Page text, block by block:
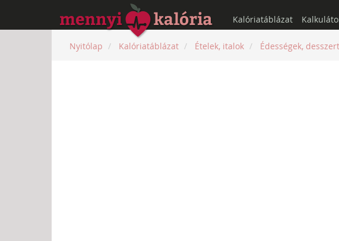
Kalóriatáblázat
Nyitólap Kalóriatáblázat Ételek, italok Édességek,